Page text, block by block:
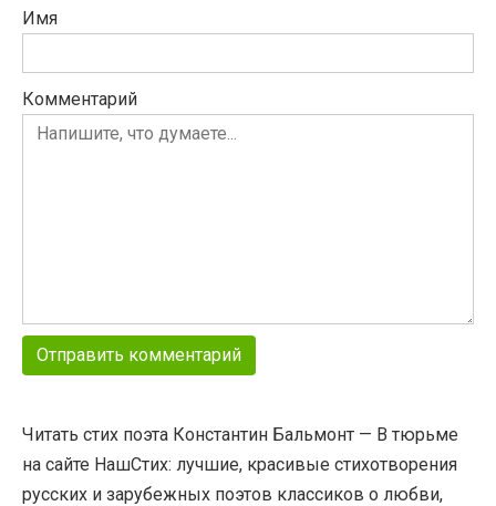
Имя
Комментарий
Читать стих поэта Константин Бальмонт — В тюрьме
на сайте НашСтих: лучшие, красивые стихотворения
русских и зарубежных поэтов классиков о любви,